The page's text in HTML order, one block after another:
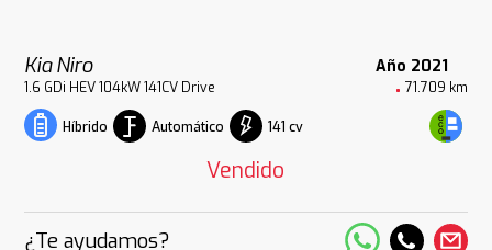
Kia Niro Año 2021
1.6 GDi HEV 104kW 141CV Drive 71.709 km
Híbrido Automático 141 cv
Vendido
¿Te ayudamos?